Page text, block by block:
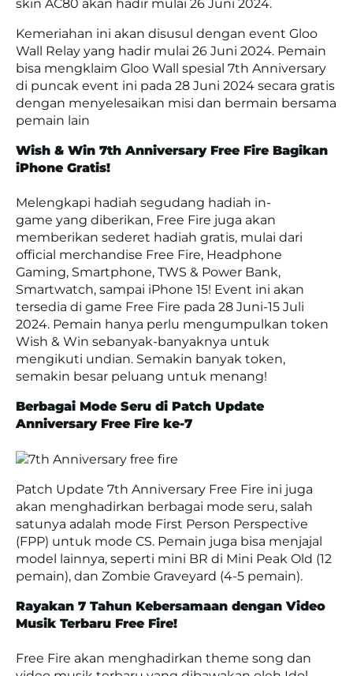
skin AC80 akan hadir mulai 26 Juni 2024.
Kemeriahan ini akan disusul dengan event Gloo
Wall Relay yang hadir mulai 26 Juni 2024. Pemain
bisa mengklaim Gloo Wall spesial 7th Anniversary
di puncak event ini pada 28 Juni 2024 secara gratis
dengan menyelesaikan misi dan bermain bersama
pemain lain
Wish & Win 7th Anniversary Free Fire Bagikan
iPhone Gratis!
Melengkapi hadiah segudang hadiah in-
game yang diberikan, Free Fire juga akan
memberikan sederet hadiah gratis, mulai dari
official merchandise Free Fire, Headphone
Gaming, Smartphone, TWS & Power Bank,
Smartwatch, sampai iPhone 15! Event ini akan
tersedia di game Free Fire pada 28 Juni-15 Juli
2024. Pemain hanya perlu mengumpulkan token
Wish & Win sebanyak-banyaknya untuk
mengikuti undian. Semakin banyak token,
semakin besar peluang untuk menang!
Berbagai Mode Seru di Patch Update
Anniversary Free Fire ke-7
Patch Update 7th Anniversary Free Fire ini juga
akan menghadirkan berbagai mode seru, salah
satunya adalah mode First Person Perspective
(FPP) untuk mode CS. Pemain juga bisa menjajal
model lainnya, seperti mini BR di Mini Peak Old (12
pemain), dan Zombie Graveyard (4-5 pemain).
Rayakan 7 Tahun Kebersamaan dengan Video
Musik Terbaru Free Fire!
Free Fire akan menghadirkan theme song dan